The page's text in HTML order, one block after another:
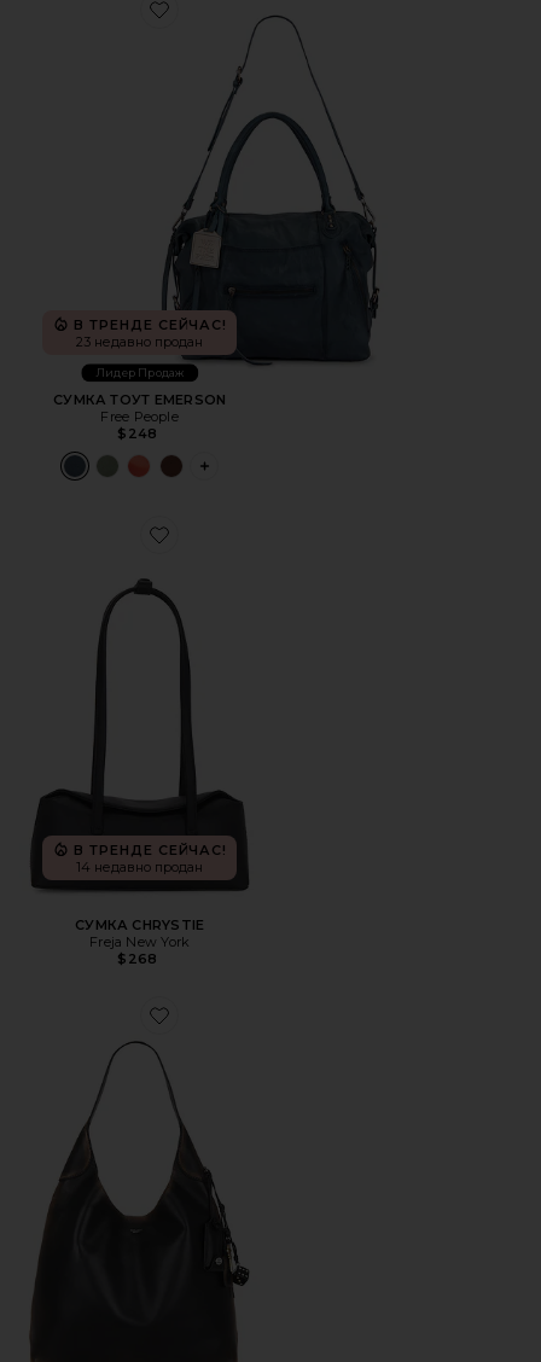
Favorite СУМКА ТОУТ EMERSON
В ТРЕНДЕ СЕЙЧАС!
23 недавно продан
Лидер Продаж
СУМКА ТОУТ EMERSON
Free People
$248
PLUS ICON TO SEE MORE OPTIONS FOR
Favorite СУМКА CHRYSTIE
В ТРЕНДЕ СЕЙЧАС!
14 недавно продан
СУМКА CHRYSTIE
Freja New York
$268
Favorite СУМКА НА ПЛЕЧО BROOKLYN 39